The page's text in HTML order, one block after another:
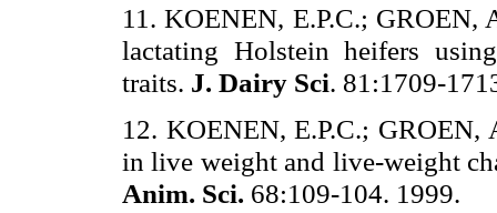
11. KOENEN, E.P.C.;
lactating Holstein heifers
traits. J. Dairy Sci. 81:1709-
12. KOENEN, E.P.C.;
in live weight and live-weight
Anim. Sci. 68:109-104. 1999.